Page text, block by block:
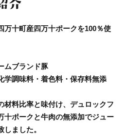
十町産四万十ポークを100％使
ムブランド豚
学調味料・着色料・保存料無添
材料比率と味付け、デュロックフ
十ポークと牛肉の無添加でジュー
ました。